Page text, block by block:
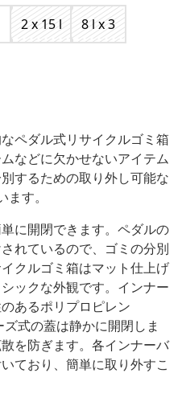
2 x 15 l 8 l x 3
ペダル式リサイクルゴミ箱
などに欠かせないアイテム
するための取り外し可能な
す。
に開閉できます。ペダルの
れているので、ゴミの分別
クルゴミ箱はマット仕上げ
ックな外観です。インナー
あるポリプロピレン
ズ式の蓋は静かに開閉しま
を防ぎます。各インナーバ
ており、簡単に取り外すこ